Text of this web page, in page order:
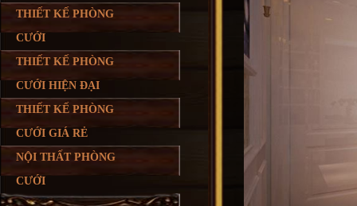
THIẾT KẾ PHÒNG
CƯỚI
THIẾT KẾ PHÒNG
CƯỚI HIỆN ĐẠI
THIẾT KẾ PHÒNG
CƯỚI GIÁ RẺ
NỘI THẤT PHÒNG
CƯỚI